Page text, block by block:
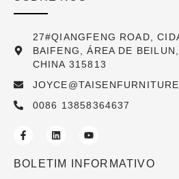
27#QIANGFENG ROAD,
BAIFENG, ÁREA DE
CHINA 315813
0086 13858364637
BOLETIM INFORMATIVO